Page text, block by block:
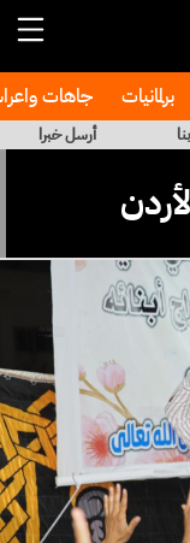
برلمانيات جاهات
أرسل خبرا